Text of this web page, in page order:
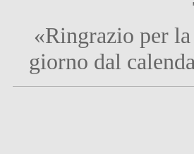
«Ringrazio per
giorno dal